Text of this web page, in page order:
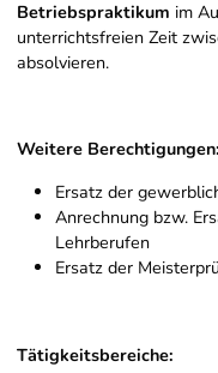
Betriebspraktikum im
unterrichtsfreien Zeit
absolvieren.
Weitere Berechtigungen:
Ersatz der
Anrechnung bzw.
Lehrberufen
Ersatz der
Tätigkeitsbereiche: